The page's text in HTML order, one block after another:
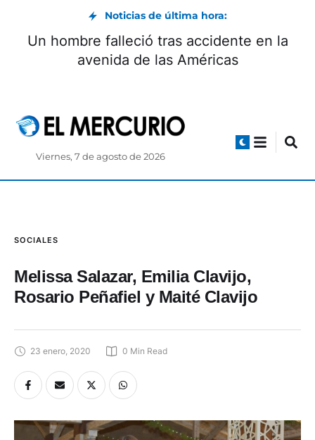
Noticias de última hora:
Un hombre falleció tras accidente en la
avenida de las Américas
Viernes, 7 de agosto de 2026
SOCIALES
Melissa Salazar, Emilia Clavijo,
Rosario Peñafiel y Maité Clavijo
23 enero, 2020 0 Min Read